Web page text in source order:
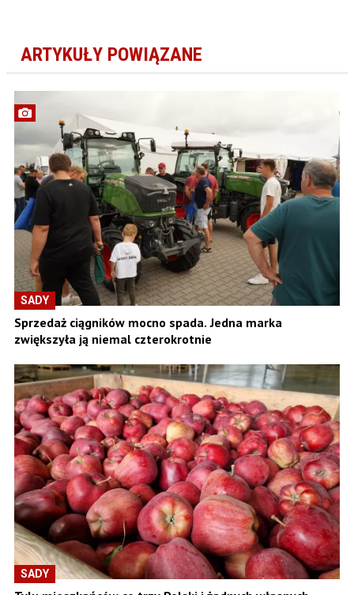
ARTYKUŁY POWIĄZANE
SADY
Sprzedaż ciągników mocno spada. Jedna marka
zwiększyła ją niemal czterokrotnie
SADY